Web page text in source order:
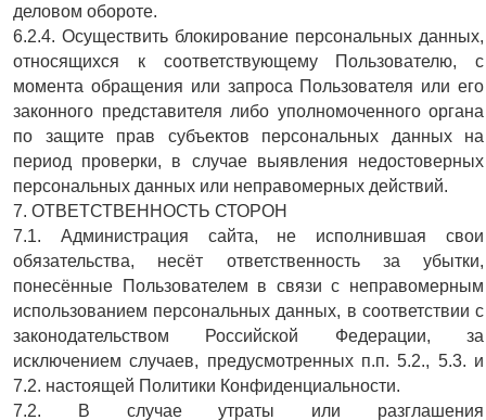
деловом обороте.
6.2.4. Осуществить блокирование персональных данных,
относящихся к соответствующему Пользователю, с
момента обращения или запроса Пользователя или его
законного представителя либо уполномоченного органа
по защите прав субъектов персональных данных на
период проверки, в случае выявления недостоверных
персональных данных или неправомерных действий.
7. ОТВЕТСТВЕННОСТЬ СТОРОН
7.1. Администрация сайта, не исполнившая свои
обязательства, несёт ответственность за убытки,
понесённые Пользователем в связи с неправомерным
использованием персональных данных, в соответствии с
законодательством Российской Федерации, за
исключением случаев, предусмотренных п.п. 5.2., 5.3. и
7.2. настоящей Политики Конфиденциальности.
7.2. В случае утраты или разглашения